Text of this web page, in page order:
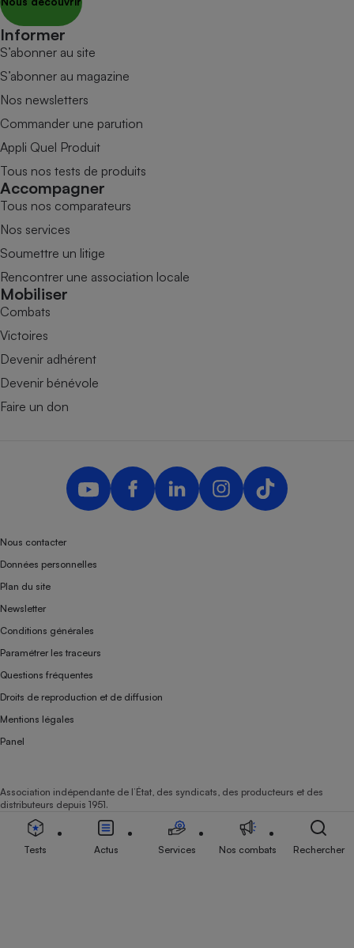
Informer
S’abonner au site
S’abonner au magazine
Nos newsletters
Commander une parution
Appli Quel Produit
Tous nos tests de produits
Accompagner
Tous nos comparateurs
Nos services
Soumettre un litige
Rencontrer une association locale
Mobiliser
Combats
Victoires
Devenir adhérent
Devenir bénévole
Faire un don
Nous contacter
Données personnelles
Plan du site
Newsletter
Conditions générales
Paramétrer les traceurs
Questions fréquentes
Droits de reproduction et de diffusion
Mentions légales
Panel
Association indépendante de l’État, des syndicats, des producteurs et des
distributeurs depuis 1951.
Tests Actus Services Nos combats Rechercher